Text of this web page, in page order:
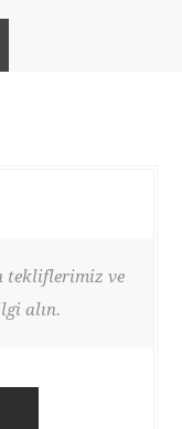
tekliflerimiz ve
alın.